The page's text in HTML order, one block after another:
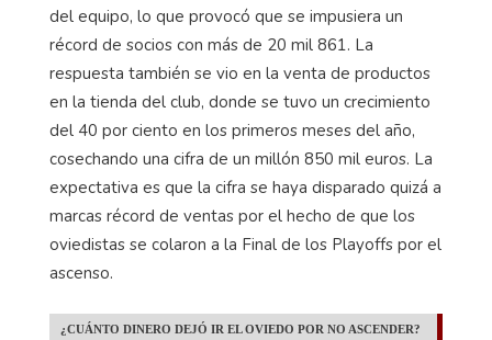
del equipo, lo que provocó que se impusiera un
récord de socios con más de 20 mil 861. La
respuesta también se vio en la venta de productos
en la tienda del club, donde se tuvo un crecimiento
del 40 por ciento en los primeros meses del año,
cosechando una cifra de un millón 850 mil euros. La
expectativa es que la cifra se haya disparado quizá a
marcas récord de ventas por el hecho de que los
oviedistas se colaron a la Final de los Playoffs por el
ascenso.
¿CUÁNTO DINERO DEJÓ IR EL OVIEDO POR NO ASCENDER?